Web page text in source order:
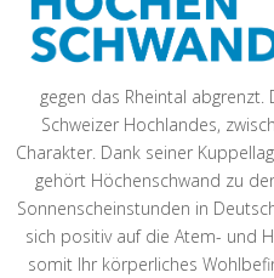
gegen das Rheintal
Schweizer Hochlandes,
Charakter. Dank seiner
gehört Höchenschwand zu
Sonnenscheinstunden in
sich positiv auf die Atem- und
somit Ihr körperliches